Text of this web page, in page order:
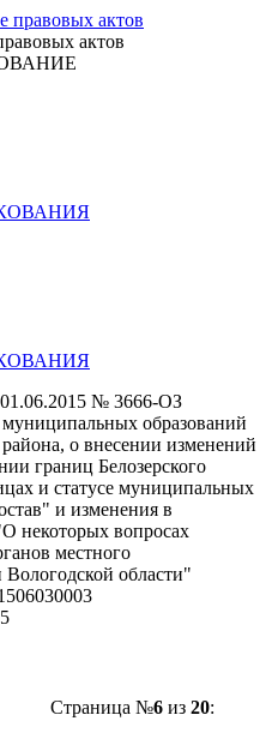
актов
01.06.2015 № 3666-ОЗ
образований
о внесении изменений
границ Белозерского
и статусе муниципальных
и изменения в
некоторых вопросах
местного
Вологодской области"
Страница №6из 20: